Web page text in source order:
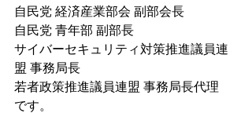
自民党 経済産業部会 副部会長
自民党 青年部 副部長
サイバーセキュリティ対策推進議員連
盟 事務局長
若者政策推進議員連盟 事務局長代理
です。